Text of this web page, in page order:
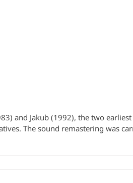
and Jakub (1992), the two
The sound remastering was